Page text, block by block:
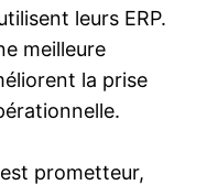
leurs ERP.
meilleure
la prise
prometteur,